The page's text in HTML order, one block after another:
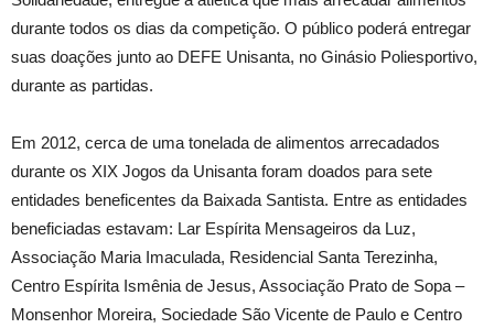
durante todos os dias da competição. O público poderá entregar
suas doações junto ao DEFE Unisanta, no Ginásio Poliesportivo,
durante as partidas.
Em 2012, cerca de uma tonelada de alimentos arrecadados
durante os XIX Jogos da Unisanta foram doados para sete
entidades beneficentes da Baixada Santista. Entre as entidades
beneficiadas estavam: Lar Espírita Mensageiros da Luz,
Associação Maria Imaculada, Residencial Santa Terezinha,
Centro Espírita Ismênia de Jesus, Associação Prato de Sopa –
Monsenhor Moreira, Sociedade São Vicente de Paulo e Centro